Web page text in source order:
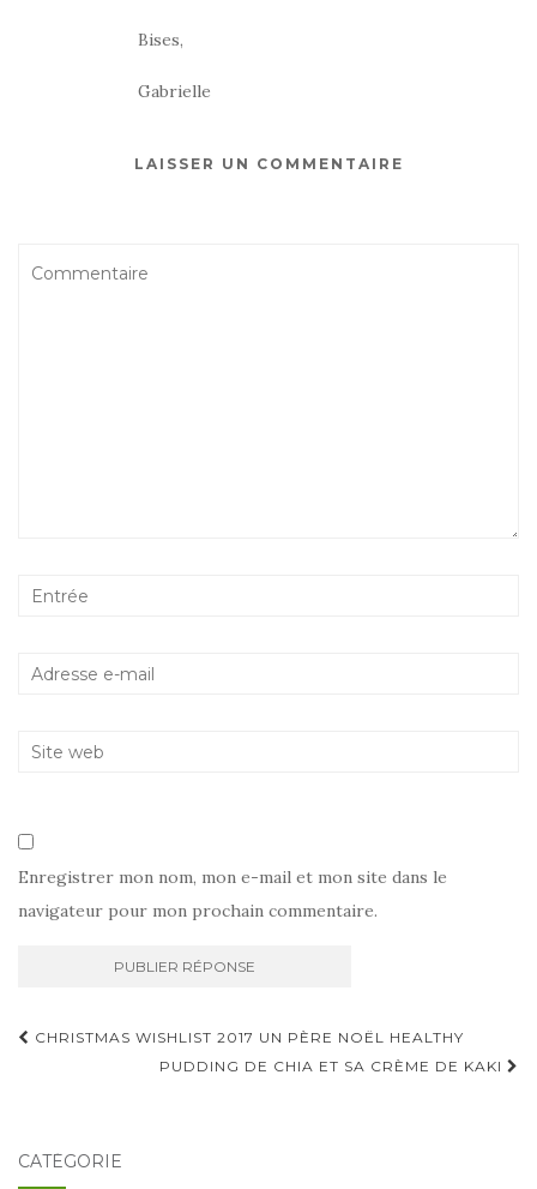
Bises,
Gabrielle
LAISSER UN COMMENTAIRE
Enregistrer mon nom, mon e-mail et mon site dans le
navigateur pour mon prochain commentaire.
Navigation
CHRISTMAS WISHLIST 2017 UN PÈRE NOËL HEALTHY
PUDDING DE CHIA ET SA CRÈME DE KAKI
CATÉGORIE